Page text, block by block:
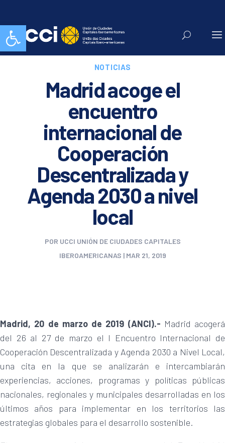
Abrir barra de herramientas
NOTICIAS
Madrid acoge el
encuentro
internacional de
Cooperación
Descentralizada y
Agenda 2030 a nivel
local
POR UCCI UNIÓN DE CIUDADES CAPITALES
IBEROAMERICANAS | MAR 21, 2019
Madrid, 20 de marzo de 2019 (ANCI).- Madrid acogerá
del 26 al 27 de marzo el I Encuentro Internacional de
Cooperación Descentralizada y Agenda 2030 a Nivel Local,
una cita en la que se analizarán e intercambiarán
experiencias, acciones, programas y políticas públicas
nacionales, regionales y municipales desarrolladas en los
últimos años para implementar en los territorios las
estrategias globales para el desarrollo sostenible.